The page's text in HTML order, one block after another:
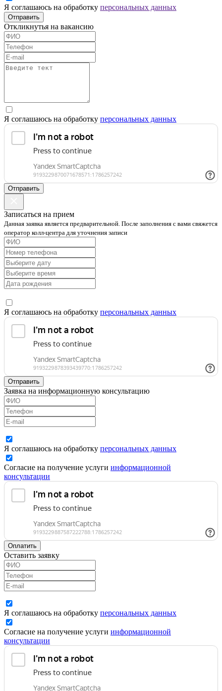
Я соглашаюсь на обработку персональных данных
Отправить
Откликнутья на вакансию
Я соглашаюсь на обработку персональных данных
Отправить
Записаться на прием
Данная заявка является предварительной. После заполнения с вами свяжется
оператор колл-центра для уточнения записи
Я соглашаюсь на обработку персональных данных
Отправить
Заявка на информационную консультацию
Я соглашаюсь на обработку персональных данных
Согласие на получение услуги информационной
консультации
Оплатить
Оставить заявку
Я соглашаюсь на обработку персональных данных
Согласие на получение услуги информационной
консультации